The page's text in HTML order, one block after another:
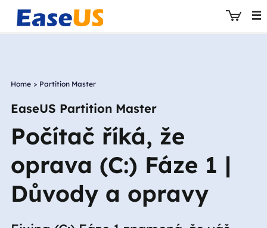
Home > Partition Master
EaseUS Partition Master
Počítač říká, že
oprava (C:) Fáze 1 |
Důvody a opravy